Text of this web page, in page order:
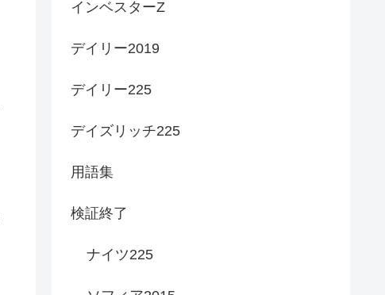
インベスターZ
デイリー2019
デイリー225
デイズリッチ225
用語集
検証終了
ナイツ225